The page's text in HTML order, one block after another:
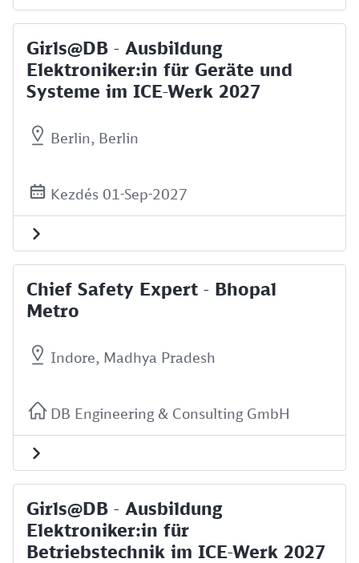
Girls@DB - Ausbildung
Elektroniker:in für Geräte und
Systeme im ICE-Werk 2027
Berlin, Berlin
Kezdés 01-Sep-2027
Chief Safety Expert - Bhopal
Metro
Indore, Madhya Pradesh
DB Engineering & Consulting GmbH
Girls@DB - Ausbildung
Elektroniker:in für
Betriebstechnik im ICE-Werk 2027